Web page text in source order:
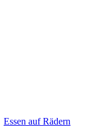
Essen auf Rädern